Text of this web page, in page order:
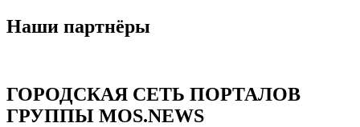
Наши партнёры
ГОРОДСКАЯ СЕТЬ ПОРТАЛОВ
ГРУППЫ MOS.NEWS